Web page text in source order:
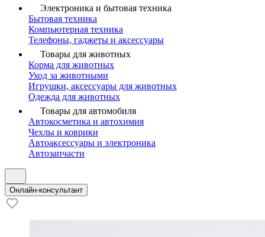
Электроника и бытовая техника
Бытовая техника
Компьютерная техника
Телефоны, гаджеты и аксессуары
Товары для животных
Корма для животных
Уход за животными
Игрушки, аксессуары для животных
Одежда для животных
Товары для автомобиля
Автокосметика и автохимия
Чехлы и коврики
Автоаксессуары и электроника
Автозапчасти
Онлайн-консультант